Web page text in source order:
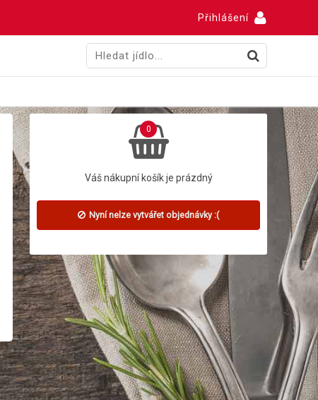
Přihlášení
0
Váš nákupní košík je prázdný
Nyní nelze vytvářet objednávky :(